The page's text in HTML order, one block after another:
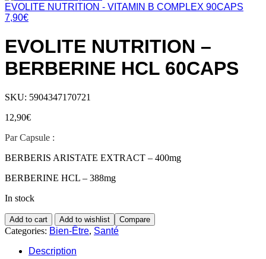
EVOLITE NUTRITION - VITAMIN B COMPLEX 90CAPS
7,90€
EVOLITE NUTRITION –
BERBERINE HCL 60CAPS
SKU: 5904347170721
12,90€
Par Capsule :
BERBERIS ARISTATE EXTRACT – 400mg
BERBERINE HCL – 388mg
In stock
Add to cart Add to wishlist Compare
Categories: Bien-Être, Santé
Description